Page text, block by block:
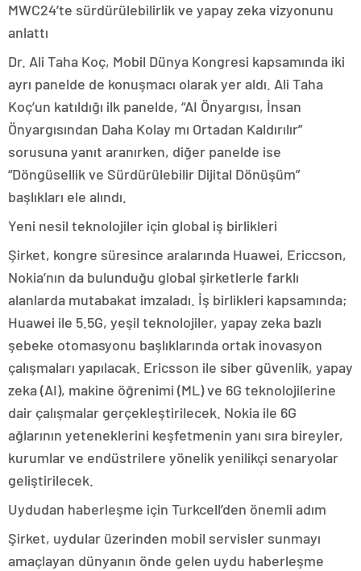
MWC24’te sürdürülebilirlik ve yapay zeka vizyonunu
anlattı
Dr. Ali Taha Koç, Mobil Dünya Kongresi kapsamında iki
ayrı panelde de konuşmacı olarak yer aldı. Ali Taha
Koç’un katıldığı ilk panelde, “AI Önyargısı, İnsan
Önyargısından Daha Kolay mı Ortadan Kaldırılır”
sorusuna yanıt aranırken, diğer panelde ise
“Döngüsellik ve Sürdürülebilir Dijital Dönüşüm”
başlıkları ele alındı.
Yeni nesil teknolojiler için global iş birlikleri
Şirket, kongre süresince aralarında Huawei, Ericcson,
Nokia’nın da bulunduğu global şirketlerle farklı
alanlarda mutabakat imzaladı. İş birlikleri kapsamında;
Huawei ile 5.5G, yeşil teknolojiler, yapay zeka bazlı
şebeke otomasyonu başlıklarında ortak inovasyon
çalışmaları yapılacak. Ericsson ile siber güvenlik, yapay
zeka (AI), makine öğrenimi (ML) ve 6G teknolojilerine
dair çalışmalar gerçekleştirilecek. Nokia ile 6G
ağlarının yeteneklerini keşfetmenin yanı sıra bireyler,
kurumlar ve endüstrilere yönelik yenilikçi senaryolar
geliştirilecek.
Uydudan haberleşme için Turkcell’den önemli adım
Şirket, uydular üzerinden mobil servisler sunmayı
amaçlayan dünyanın önde gelen uydu haberleşme